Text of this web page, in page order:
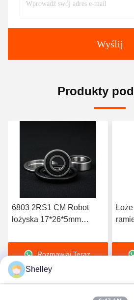
Wyślij
Produkty
6803 2RS1 CM Robot
łożyska 17*26*5mm
prędkości precyzyjne
pojedynczy rząd
Rozmawiaj Teraz.
Shelley